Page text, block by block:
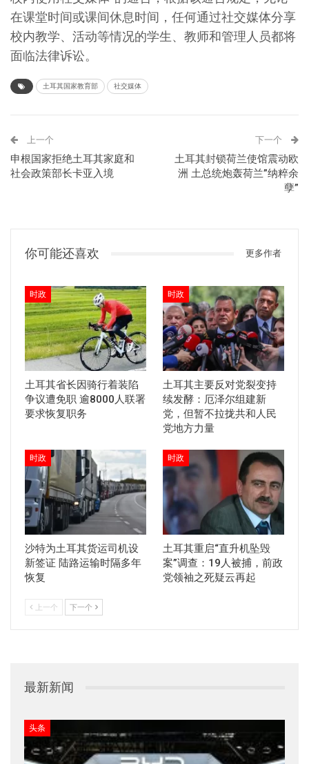
在课堂时间或课间休息时间，任何通过社交媒体分享
校内教学、活动等情况的学生、教师和管理人员都将
面临法律诉讼。
土耳其国家教育部 社交媒体
上一个
申根国家拒绝土耳其家庭和
社会政策部长卡亚入境
下一个
土耳其封锁荷兰使馆震动欧
洲 土总统炮轰荷兰”纳粹余
孽”
你可能还喜欢 更多作者
时政
土耳其省长因骑行着装陷
争议遭免职 逾8000人联署
要求恢复职务
时政
土耳其主要反对党裂变持
续发酵：厄泽尔组建新
党，但暂不拉拢共和人民
党地方力量
时政
沙特为土耳其货运司机设
新签证 陆路运输时隔多年
恢复
时政
土耳其重启“直升机坠毁
案”调查：19人被捕，前政
党领袖之死疑云再起
上一个 下一个
最新新闻
头条